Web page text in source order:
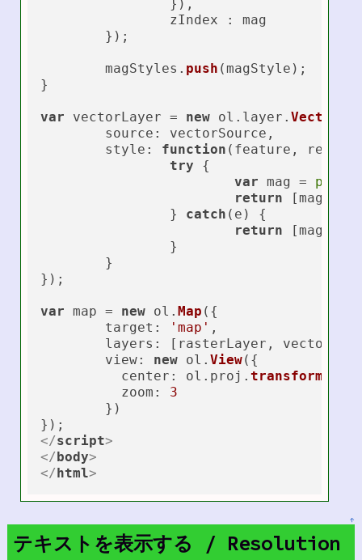
	magStyles.
push (magStyle);
}
var vectorLayer = new ol. layer . Vector
source : vectorSource,
style : function ( feature,
try {
var mag =
return
		}
catch (e) {
return
});
var map = new ol. Map ({
target : 'map' ,
layers : [rasterLayer,
view: new ol. View({
center : ol. proj . transform
zoom : 3
</script>
</ body>
</ html>
↑
テキストを表示する / Resolution